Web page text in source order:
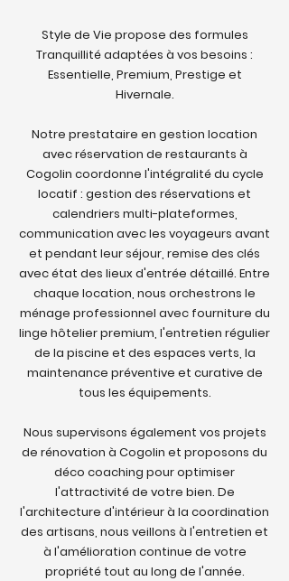
Style de Vie propose des formules
Tranquillité adaptées à vos besoins :
Essentielle, Premium, Prestige et
Hivernale.
Notre prestataire en gestion location
avec réservation de restaurants à
Cogolin coordonne l'intégralité du cycle
locatif : gestion des réservations et
calendriers multi-plateformes,
communication avec les voyageurs avant
et pendant leur séjour, remise des clés
avec état des lieux d'entrée détaillé. Entre
chaque location, nous orchestrons le
ménage professionnel avec fourniture du
linge hôtelier premium, l'entretien régulier
de la piscine et des espaces verts, la
maintenance préventive et curative de
tous les équipements.
Nous supervisons également vos projets
de rénovation à Cogolin et proposons du
déco coaching pour optimiser
l'attractivité de votre bien. De
l'architecture d'intérieur à la coordination
des artisans, nous veillons à l'entretien et
à l'amélioration continue de votre
propriété tout au long de l'année.